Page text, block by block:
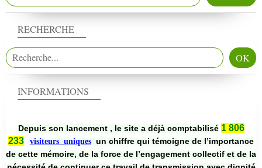
RECHERCHE
INFORMATIONS
Depuis son lancement , le site a déjà comptabilisé 1 806
233
visiteurs uniques un chiffre qui témoigne de l’importance
de cette mémoire, de la force de l’engagement collectif et de la